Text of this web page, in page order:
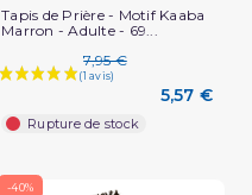
Tapis de Prière - Motif Kaaba
Marron - Adulte - 69...
7,95 €
5,57 €
Rupture de stock
-40%